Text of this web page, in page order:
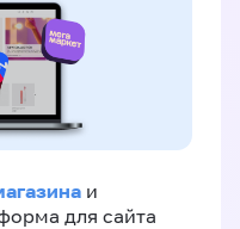
и
для сайта